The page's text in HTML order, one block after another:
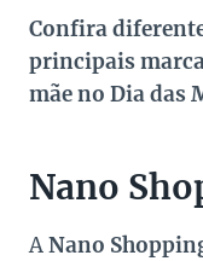
Confira
principais
mãe no Dia das
Nano
ANano